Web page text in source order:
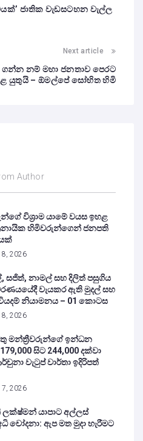
ජාතික වැඩසටහන වැල්ල
Next article
ගන්න නම් මහා ජනතාව පෙරට
යුතුයි – ඕමල්පේ සෝභිත හිමි
Author
විශ්‍රාම යාමේ වයස ඉහළ
හිමිවරුන්ගෙන් ජනපති
2026
සජිත්, නාමල් සහ දිලිත් පසුගිය
වැයකර ඇති මුදල් සහ
නියාමනය – 01 කොටස
2026
මන්ත්‍රීවරුන්ගේ ඉන්ධන
සිට 244,000 දක්වා
වැටුප් වාර්තා ඉදිරිපත්
2026
යාපාට අල්ලස්
චෝදනා: ඇප මත මුදා හැරීමට